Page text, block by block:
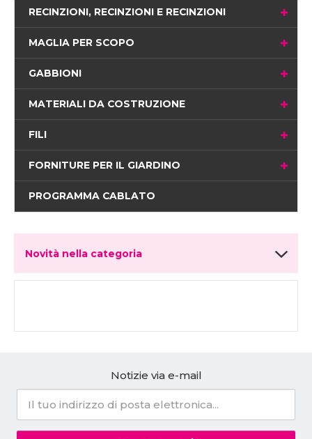
RECINZIONI, RECINZIONI E RECINZIONI
MAGLIA PER SCOPO
GABBIONI
MATERIALI DA COSTRUZIONE
FILI
FORNITURE PER IL GIARDINO
PROGRAMMA CABLATO
Novità nella categoria
Notizie via e-mail